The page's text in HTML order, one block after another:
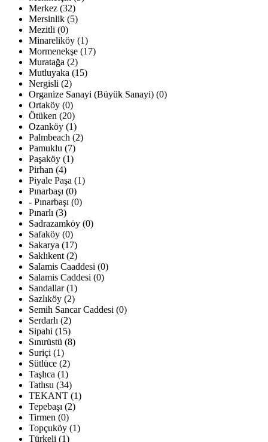
Merkez (32)
Mersinlik (5)
Mezitli (0)
Minareliköy (1)
Mormenekşe (17)
Muratağa (2)
Mutluyaka (15)
Nergisli (2)
Organize Sanayi (Büyük Sanayi) (0)
Ortaköy (0)
Ötüken (20)
Ozanköy (1)
Palmbeach (2)
Pamuklu (7)
Paşaköy (1)
Pirhan (4)
Piyale Paşa (1)
Pınarbaşı (0)
- Pınarbaşı (0)
Pınarlı (3)
Sadrazamköy (0)
Safaköy (0)
Sakarya (17)
Saklıkent (2)
Salamis Caaddesi (0)
Salamis Caddesi (0)
Sandallar (1)
Sazlıköy (2)
Semih Sancar Caddesi (0)
Serdarlı (2)
Sipahi (15)
Sınırüstü (8)
Suriçi (1)
Sütlüce (2)
Taşlıca (1)
Tatlısu (34)
TEKANT (1)
Tepebaşı (2)
Tirmen (0)
Topçuköy (1)
Türkeli (1)